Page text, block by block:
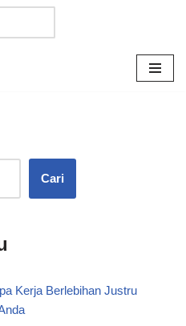
Cari
Kerja Berlebihan Justru